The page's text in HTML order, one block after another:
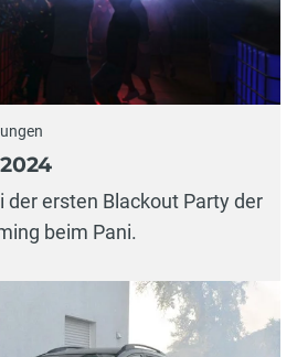
der ersten Blackout Party der
beim Pani.